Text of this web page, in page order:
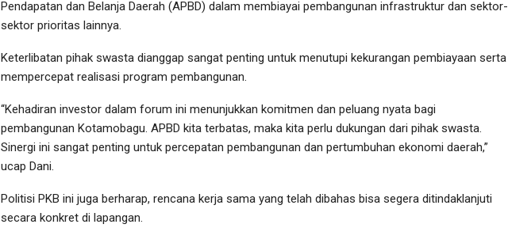
Pendapatan dan Belanja Daerah (APBD) dalam membiayai pembangunan infrastruktur dan sektor-
sektor prioritas lainnya.
Keterlibatan pihak swasta dianggap sangat penting untuk menutupi kekurangan pembiayaan serta
mempercepat realisasi program pembangunan.
“Kehadiran investor dalam forum ini menunjukkan komitmen dan peluang nyata bagi
pembangunan Kotamobagu. APBD kita terbatas, maka kita perlu dukungan dari pihak swasta.
Sinergi ini sangat penting untuk percepatan pembangunan dan pertumbuhan ekonomi daerah,”
ucap Dani.
Politisi PKB ini juga berharap, rencana kerja sama yang telah dibahas bisa segera ditindaklanjuti
secara konkret di lapangan.